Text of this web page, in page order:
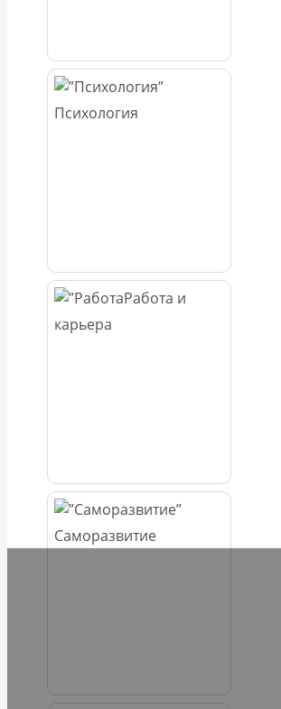
Психология
Работа и
карьера
Саморазвитие